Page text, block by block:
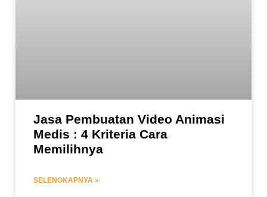
Jasa Pembuatan Video Animasi
Medis : 4 Kriteria Cara
Memilihnya
SELENGKAPNYA »